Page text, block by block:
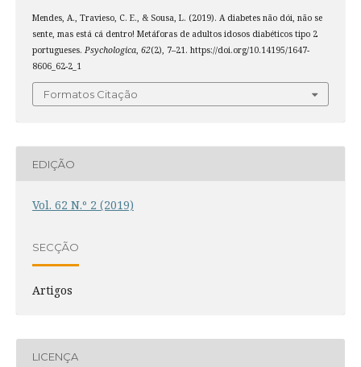
Mendes, A., Travieso, C. E., & Sousa, L. (2019). A diabetes não dói, não se
sente, mas está cá dentro! Metáforas de adultos idosos diabéticos tipo 2
portugueses. Psychologica, 62(2), 7–21. https://doi.org/10.14195/1647-
8606_62-2_1
Formatos Citação
EDIÇÃO
Vol. 62 N.º 2 (2019)
SECÇÃO
Artigos
LICENÇA